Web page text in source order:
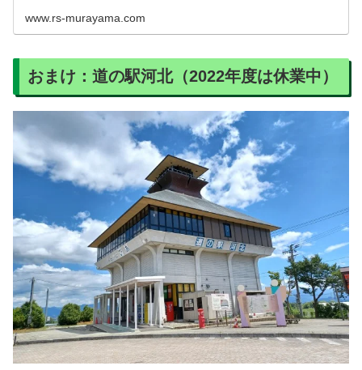
www.rs-murayama.com
おまけ：道の駅河北（2022年度は休業中）